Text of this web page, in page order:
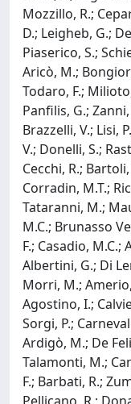
Mozzillo, R.;
D.; Leigheb, G.;
Piaserico, S.;
Aricò, M.;
Todaro, F.;
Panfilis, G.;
Brazzelli, V.; Lisi,
V.; Donelli, S.;
Cecchi, R.;
Corradin, M.T.;
Tataranni, M.;
M.C.; Brunasso
F.; Casadio, M.C.;
Albertini, G.; Di
Morri, M.;
Agostino, I.;
Sorgi, P.;
Ardigò, M.; De
Talamonti, M.;
F.; Barbati, R.;